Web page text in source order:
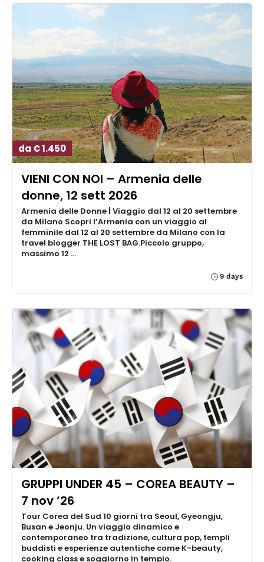
da € 1.450
VIENI CON NOI – Armenia delle
donne, 12 sett 2026
Armenia delle Donne | Viaggio dal 12 al 20 settembre
da Milano Scopri l’Armenia con un viaggio al
femminile dal 12 al 20 settembre da Milano con la
travel blogger THE LOST BAG.Piccolo gruppo,
massimo 12 …
9 days
GRUPPI UNDER 45 – COREA BEAUTY –
7 nov ’26
Tour Corea del Sud 10 giorni tra Seoul, Gyeongju,
Busan e Jeonju. Un viaggio dinamico e
contemporaneo tra tradizione, cultura pop, templi
buddisti e esperienze autentiche come K-beauty,
cooking class e soggiorno in tempio.